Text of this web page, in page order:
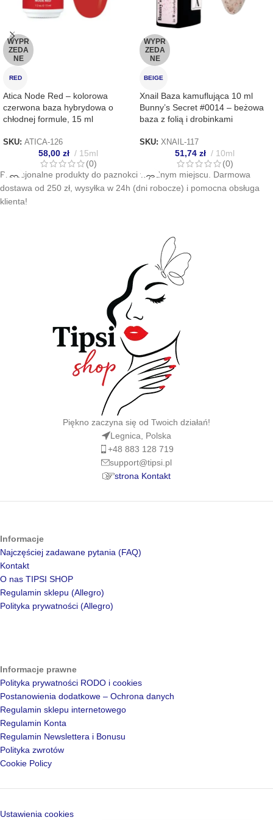
WYPR
ZEDA
NE
RED
Atica Node Red – kolorowa
czerwona baza hybrydowa o
chłodnej formule, 15 ml
SKU: ATICA-126
58,00 zł
15ml
(0)
WYPR
ZEDA
NE
BEIGE
Xnail Baza kamuflująca 10 ml
Bunny’s Secret #0014 – beżowa
baza z folią i drobinkami
SKU: XNAIL-117
51,74 zł
10ml
(0)
Profesjonalne produkty do paznokci w jednym miejscu. Darmowa
dostawa od 250 zł, wysyłka w 24h (dni robocze) i pomocna obsługa
klienta!
Piękno zaczyna się od Twoich działań!
Legnica, Polska
+48 883 128 719
support@tipsi.pl
strona Kontakt
Informacje
Najczęściej zadawane pytania (FAQ)
Kontakt
O nas TIPSI SHOP
Regulamin sklepu (Allegro)
Polityka prywatności (Allegro)
Informacje prawne
Polityka prywatności RODO i cookies
Postanowienia dodatkowe – Ochrona danych
Regulamin sklepu internetowego
Regulamin Konta
Regulamin Newslettera i Bonusu
Polityka zwrotów
Cookie Policy
Ustawienia cookies